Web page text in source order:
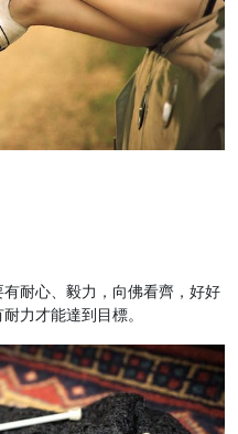
耐心、毅力，向佛看齊，好好
力才能達到目標。